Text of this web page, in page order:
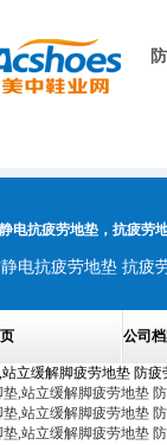
电抗疲劳地垫，抗疲劳
公司
立缓解脚疲劳地垫 防